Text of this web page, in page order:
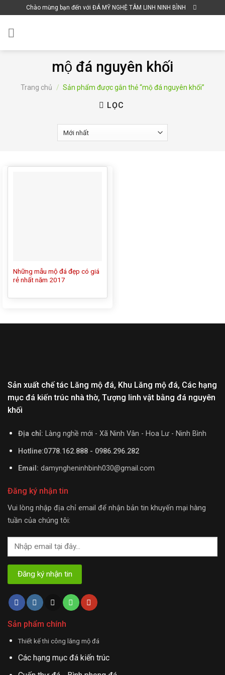
to
content
Chào mừng bạn đến với ĐÁ MỸ NGHỆ TÂM LINH NINH BÌNH
mộ đá nguyên khối
Trang chủ / Sản phẩm được gắn thẻ “mộ đá nguyên khối”
LỌC
Những mẫu mộ đá đẹp có giá
rẻ nhất năm 2017
Sản xuất chế tác Lăng mộ đá, Khu Lăng mộ đá, Các hạng
mục đá kiến trúc nhà thờ, Tượng linh vật bằng đá nguyên
khối
Địa chỉ: Làng nghề mới - Xã Ninh Vân - Hoa Lư - Ninh Bình
Hotline:0778.162.888 - 0986.296.282
Email: damyngheninhbinh030@gmail.com
Đăng ký nhận tin
Vui lòng nhập địa chỉ email để nhận bản tin khuyến mại hàng
tuần của chúng tôi:
Sản phẩm chính
Thiết kế thi công lăng mộ đá
Các hạng mục đá kiến trúc